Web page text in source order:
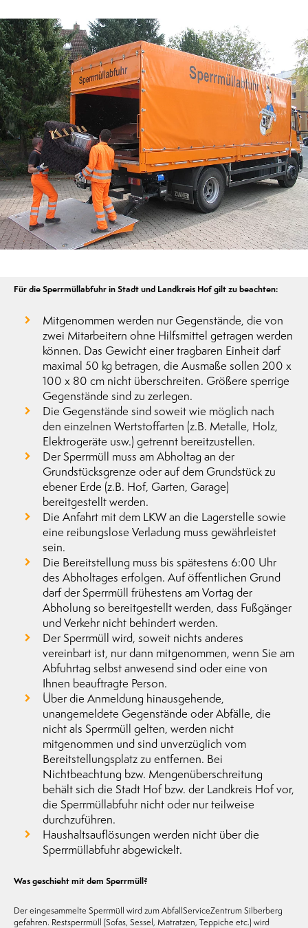
Für die Sperrmüllabfuhr in Stadt und Landkreis Hof gilt zu beachten:
Mitgenommen werden nur Gegenstände, die von
zwei Mitarbeitern ohne Hilfsmittel getragen werden
können. Das Gewicht einer tragbaren Einheit darf
maximal 50 kg betragen, die Ausmaße sollen 200 x
100 x 80 cm nicht überschreiten. Größere sperrige
Gegenstände sind zu zerlegen.
Die Gegenstände sind soweit wie möglich nach
den einzelnen Wertstoffarten (z.B. Metalle, Holz,
Elektrogeräte usw.) getrennt bereitzustellen.
Der Sperrmüll muss am Abholtag an der
Grundstücksgrenze oder auf dem Grundstück zu
ebener Erde (z.B. Hof, Garten, Garage)
bereitgestellt werden.
Die Anfahrt mit dem LKW an die Lagerstelle sowie
eine reibungslose Verladung muss gewährleistet
sein.
Die Bereitstellung muss bis spätestens 6:00 Uhr
des Abholtages erfolgen. Auf öffentlichen Grund
darf der Sperrmüll frühestens am Vortag der
Abholung so bereitgestellt werden, dass Fußgänger
und Verkehr nicht behindert werden.
Der Sperrmüll wird, soweit nichts anderes
vereinbart ist, nur dann mitgenommen, wenn Sie am
Abfuhrtag selbst anwesend sind oder eine von
Ihnen beauftragte Person.
Über die Anmeldung hinausgehende,
unangemeldete Gegenstände oder Abfälle, die
nicht als Sperrmüll gelten, werden nicht
mitgenommen und sind unverzüglich vom
Bereitstellungsplatz zu entfernen. Bei
Nichtbeachtung bzw. Mengenüberschreitung
behält sich die Stadt Hof bzw. der Landkreis Hof vor,
die Sperrmüllabfuhr nicht oder nur teilweise
durchzuführen.
Haushaltsauflösungen werden nicht über die
Sperrmüllabfuhr abgewickelt.
Was geschieht mit dem Sperrmüll?
Der eingesammelte Sperrmüll wird zum AbfallServiceZentrum Silberberg
gefahren. Restsperrmüll (Sofas, Sessel, Matratzen, Teppiche etc.) wird